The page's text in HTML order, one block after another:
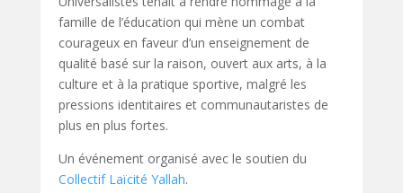
famille de l’éducation qui mène un combat
courageux en faveur d’un enseignement de
qualité basé sur la raison, ouvert aux arts, à la
culture et à la pratique sportive, malgré les
pressions identitaires et communautaristes de
plus en plus fortes.
Un événement organisé avec le soutien du
Collectif Laïcité Yallah.